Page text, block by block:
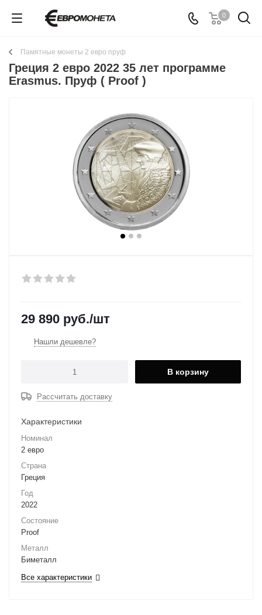
0
Памятные монеты 2 евро пруф
Греция 2 евро 2022 35 лет программе
Erasmus. Пруф ( Proof )
29 890 руб./шт
Нашли дешевле?
В корзину
Рассчитать доставку
Характеристики
Номинал
2 евро
Страна
Греция
Год
2022
Состояние
Proof
Металл
Биметалл
Все характеристики